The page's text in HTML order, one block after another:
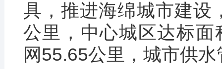
具，推进海绵城市建设
公里，中心城区达标
网55.65公里，城市供